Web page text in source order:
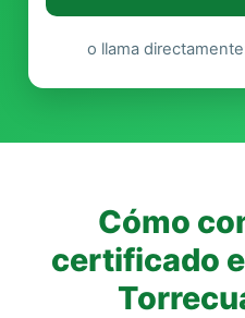
o llama
Cómo
certificado